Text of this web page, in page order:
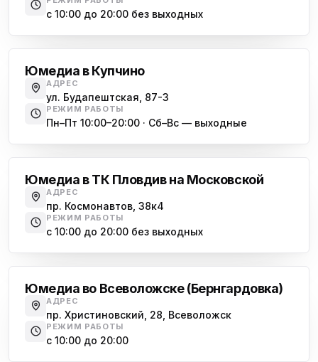
с 10:00 до 20:00 без выходных
Юмедиа в Купчино
АДРЕС
ул. Будапештская, 87-3
РЕЖИМ РАБОТЫ
Пн–Пт 10:00–20:00 · Сб–Вс — выходные
Юмедиа в ТК Пловдив на Московской
АДРЕС
пр. Космонавтов, 38к4
РЕЖИМ РАБОТЫ
с 10:00 до 20:00 без выходных
Юмедиа во Всеволожске (Бернгардовка)
АДРЕС
пр. Христиновский, 28, Всеволожск
РЕЖИМ РАБОТЫ
с 10:00 до 20:00